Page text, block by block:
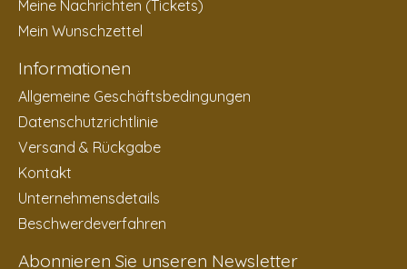
Meine Nachrichten (Tickets)
Mein Wunschzettel
Informationen
Allgemeine Geschäftsbedingungen
Datenschutzrichtlinie
Versand & Rückgabe
Kontakt
Unternehmensdetails
Beschwerdeverfahren
Abonnieren Sie unseren Newsletter